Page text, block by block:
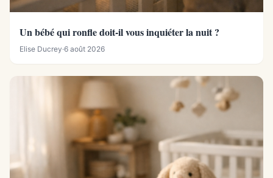
Un bébé qui ronfle doit-il vous inquiéter la nuit ?
Elise Ducrey·6 août 2026